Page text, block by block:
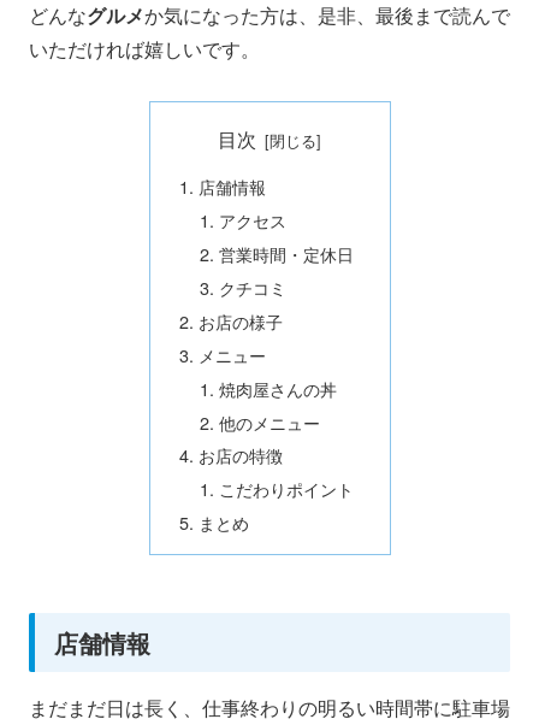
どんなグルメか気になった方は、是非、最後まで読んで
いただければ嬉しいです。
目次
店舗情報
アクセス
営業時間・定休日
クチコミ
お店の様子
メニュー
焼肉屋さんの丼
他のメニュー
お店の特徴
こだわりポイント
まとめ
店舗情報
まだまだ日は長く、仕事終わりの明るい時間帯に駐車場